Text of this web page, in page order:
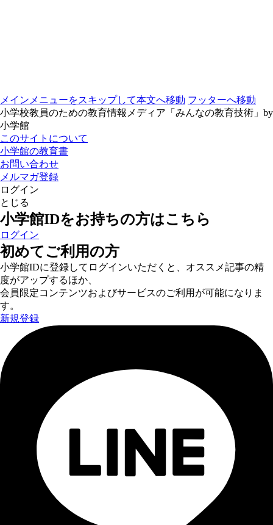
メインメニューをスキップして本文へ移動 フッターへ移動
小学校教員のための教育情報メディア「みんなの教育技術」by
小学館
このサイトについて
小学館の教育書
お問い合わせ
メルマガ登録
ログイン
とじる
小学館IDをお持ちの方はこちら
ログイン
初めてご利用の方
小学館IDに登録してログインいただくと、オススメ記事の精
度がアップするほか、
会員限定コンテンツおよびサービスのご利用が可能になりま
す。
新規登録